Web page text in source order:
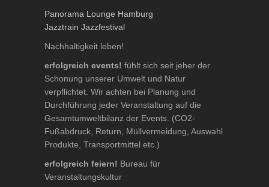
Panorama Lounge Hamburg
Jazztrain Jazzfestival
Nachhaltigkeit leben!
erfolgreich events! fühlt sich seit jeher der
Schonung unserer Umwelt und Natur
verpflichtet. Wir achten bei Planung und
Durchführung jeder Veranstaltung auf die
Gesamtumweltbilanz der Events. (CO2-
Fußabdruck, Return, Müllvermeidung, Auswahl
Produkte, Transportmittel etc.)
erfolgreich feiern! Bureau für
Veranstaltungskultur